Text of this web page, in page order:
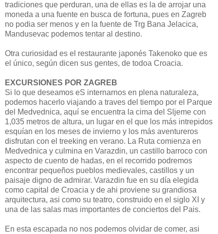
tradiciones que perduran, una de ellas es la de arrojar una
moneda a una fuente en busca de fortuna, pues en Zagreb
no podia ser menos y en la fuente de Trg Bana Jelacica,
Mandusevac podemos tentar al destino.
Otra curiosidad es el restaurante japonés Takenoko que es
el único, según dicen sus gentes, de todoa Croacia.
EXCURSIONES POR ZAGREB
Si lo que deseamos eS internarnos en plena naturaleza,
podemos hacerlo viajando a traves del tiempo por el Parque
del Medvednica, aquí se encuentra la cima del Sljeme con
1,035 metros de altura, un lugar en el que los más intrepidos
esquían en los meses de invierno y los más aventureros
disfrutan con el treeking en verano. La Ruta comienza en
Medvednica y culmina en Varazdin, un castillo barroco con
aspecto de cuento de hadas, en el recorrido podremos
encontrar pequeños pueblos medievales, castillos y un
paisaje digno de admirar. Varazdin fue en su día elegida
como capital de Croacia y de ahi proviene su grandiosa
arquitectura, asi como su teatro, construido en el siglo XI y
una de las salas mas importantes de conciertos del Pais.
En esta escapada no nos podemos olvidar de comer, asi